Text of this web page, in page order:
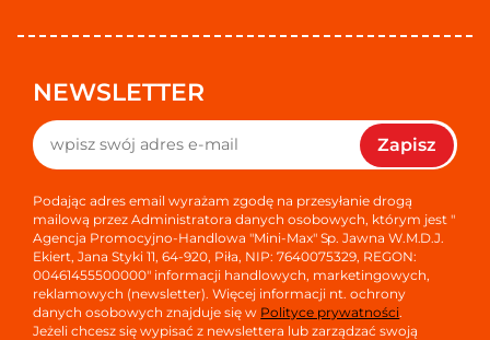
drażniąco na oczy. H315 Działa drażniąco na skórę. H140
Działa bardzo toksycznie na organizmy wodne, powodując
długotrwałe skutki. H222 Skrajnie łatwopalny aerozol. H229
Pojemnik pod ciśnieniem: Ogrzanie grozi wybuchem. P210
powierzchni, źródeł iskrzenia, otwartego ognia i innych
źródeł zapłonu. Nie palić. P251 Nie przekłuwać ani nie
spalać, nawet po zużyciu. P410 + P412 Chronić przed
światłem słonecznym. Nie wystawiać na działanie
temperatury przekraczającej 50°C. P211 Nie rozpylać nad
otwartym ogniem lub innym źródłem zapłonu. P102
NEWSLETTER
Zapisz
Podając adres email wyrażam zgodę na przesyłanie drogą
mailową przez Administratora danych osobowych, którym jest "
Agencja Promocyjno-Handlowa "Mini-Max" Sp. Jawna W.M.D.J.
Ekiert, Jana Styki 11, 64-920, Piła, NIP: 7640075329, REGON:
00461455500000" informacji handlowych, marketingowych,
reklamowych (newsletter). Więcej informacji nt. ochrony
danych osobowych znajduje się w Polityce prywatności.
Jeżeli chcesz się wypisać z newslettera lub zarządzać swoją